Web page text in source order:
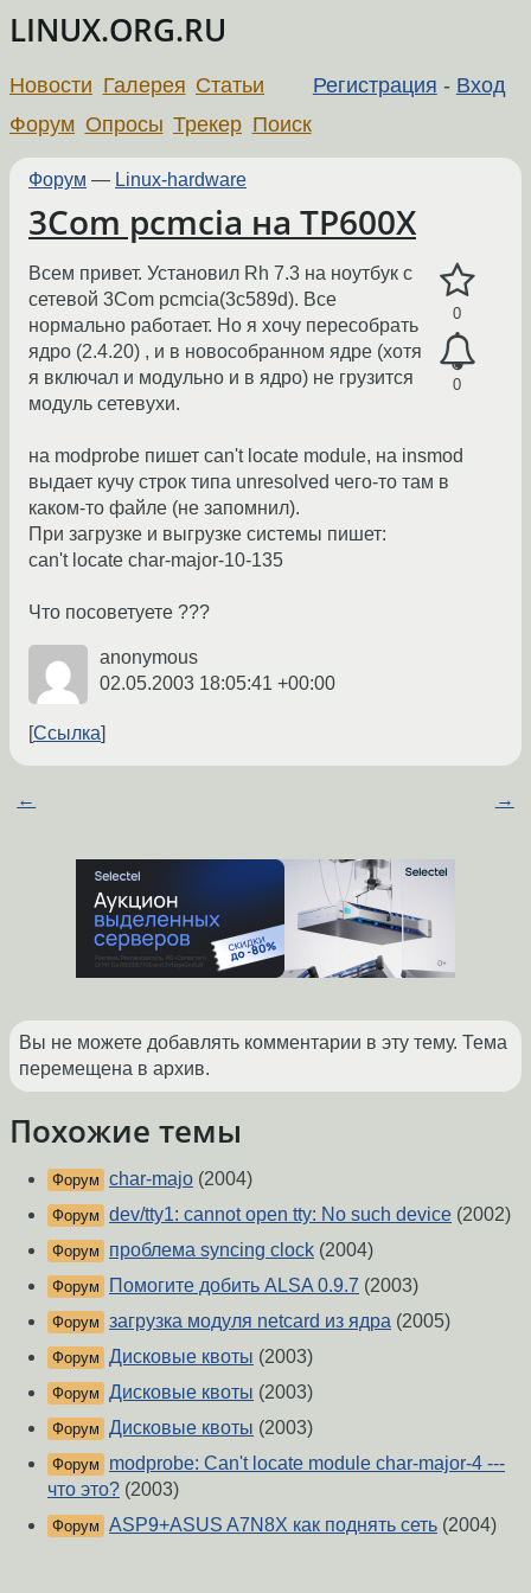
LINUX.ORG.RU
Регистрация - Вход
Новости Галерея Статьи
Форум Опросы Трекер Поиск
Форум — Linux-hardware
3Com pcmcia на TP600X
0
0
Всем привет. Установил Rh 7.3 на ноутбук с
сетевой 3Com pcmcia(3c589d). Все
нормально работает. Но я хочу пересобрать
ядро (2.4.20) , и в новособранном ядре (хотя
я включал и модульно и в ядро) не грузится
модуль сетевухи.
на modprobe пишет can't locate module, на insmod
выдает кучу строк типа unresolved чего-то там в
каком-то файле (не запомнил).
При загрузке и выгрузке системы пишет:
can't locate char-major-10-135
Что посоветуете ???
anonymous
02.05.2003 18:05:41 +00:00
Ссылка
← →
Вы не можете добавлять комментарии в эту тему. Тема
перемещена в архив.
Похожие темы
Форум char-majo (2004)
Форум dev/tty1: cannot open tty: No such device (2002)
Форум проблема syncing clock (2004)
Форум Помогите добить ALSA 0.9.7 (2003)
Форум загрузка модуля netcard из ядра (2005)
Форум Дисковые квоты (2003)
Форум Дисковые квоты (2003)
Форум Дисковые квоты (2003)
Форум
modprobe: Can't locate module char-major-4 ---
что это? (2003)
Форум ASP9+ASUS A7N8X как поднять сеть (2004)